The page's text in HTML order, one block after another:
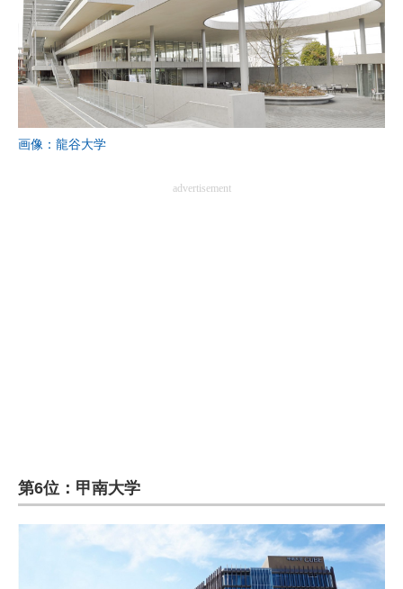
ちょっと気になるネットの話題
画像：龍谷大学
advertisement
第6位：甲南大学